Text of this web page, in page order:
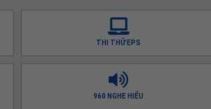
THI THỬ EPS
960 NGHE HIỂU